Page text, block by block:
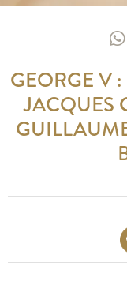
GEORGE V
JACQUES